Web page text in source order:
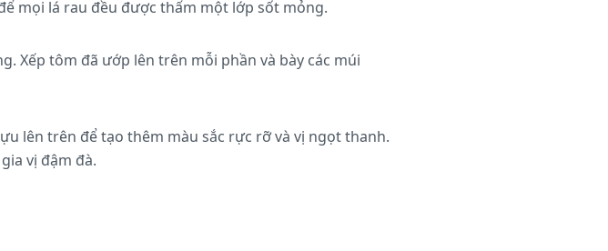
mọi lá rau đều được thấm một lớp sốt mỏng.
Xếp tôm đã ướp lên trên mỗi phần và bày các múi
lên trên để tạo thêm màu sắc rực rỡ và vị ngọt thanh.
vị đậm đà.